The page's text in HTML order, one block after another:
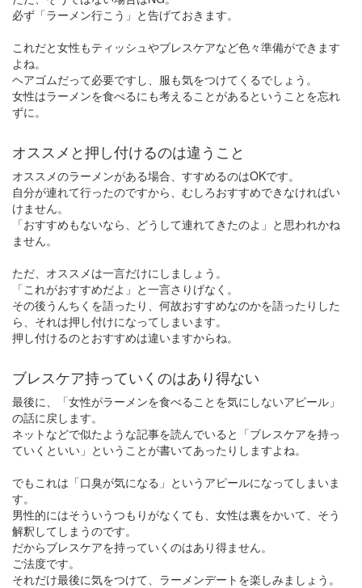
必ず「ラーメン行こう」と告げておきます。
これだと女性もティッシュやブレスケアなど色々準備ができます
よね。
ヘアゴムだって必要ですし、服も気をつけてくるでしょう。
女性はラーメンを食べるにも考えることがあるということを忘れ
ずに。
オススメと押し付けるのは違うこと
オススメのラーメンがある場合、すすめるのはOKです。
自分が連れて行ったのですから、むしろおすすめできなければい
けません。
「おすすめもないなら、どうして連れてきたのよ」と思われかね
ません。
ただ、オススメは一言だけにしましょう。
「これがおすすめだよ」と一言さりげなく。
その後うんちくを語ったり、何故おすすめなのかを語ったりした
ら、それは押し付けになってしまいます。
押し付けるのとおすすめは違いますからね。
ブレスケア持っていくのはあり得ない
最後に、「女性がラーメンを食べることを気にしないアピール」
の話に戻します。
ネットなどで似たような記事を読んでいると「ブレスケアを持っ
ていくといい」ということが書いてあったりしますよね。
でもこれは「口臭が気になる」というアピールになってしまいま
す。
男性的にはそういうつもりがなくても、女性は裏をかいて、そう
解釈してしまうのです。
だからブレスケアを持っていくのはあり得ません。
ご法度です。
それだけ最後に気をつけて、ラーメンデートを楽しみましょう。